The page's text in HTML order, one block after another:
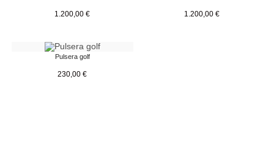
1.200,00€ 1.200,00 €
Pulsera golf
230,00€